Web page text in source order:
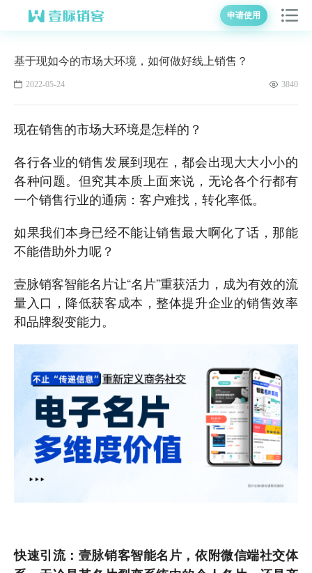
申请使用
基于现如今的市场大环境，如何做好线上销售？
2022-05-24 3840
现在销售的市场大环境是怎样的？
各行各业的销售发展到现在，都会出现大大小小的
各种问题。但究其本质上面来说，无论各个行都有
一个销售行业的通病：客户难找，转化率低。
如果我们本身已经不能让销售最大啊化了话，那能
不能借助外力呢？
壹脉销客智能名片让“名片”重获活力，成为有效的流
量入口，降低获客成本，整体提升企业的销售效率
和品牌裂变能力。
快速引流：壹脉销客智能名片，依附微信端社交体